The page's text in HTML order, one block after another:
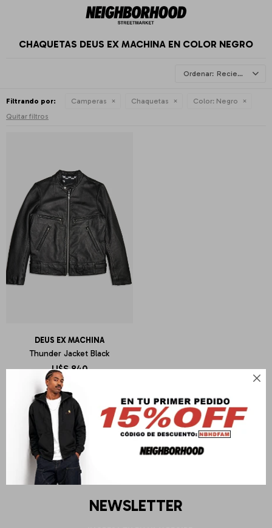

CHAQUETAS DEUS EX MACHINA EN COLOR NEGRO
Recientes
Filtrando por: Camperas Chaquetas Color: Negro
Quitar filtros
DEUS EX MACHINA
Thunder Jacket Black
U$S 840
NEWSLETTER